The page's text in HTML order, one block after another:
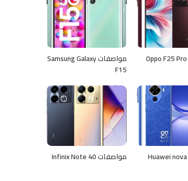
مواصفات Samsung Galaxy
F15
مواصفات Huawei nova
مواصفات Infinix Note 40